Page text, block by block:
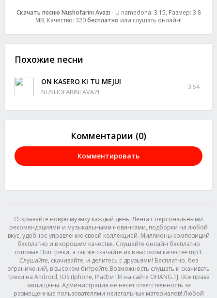
Скачать песню Nushofarini Avazi - U namedona: 3:15, Размер: 3.8
MB, Качество: 320бесплатно или слушать онлайн!
Похожие песни
ON KASERO KI TU MEJUI
NUSHOFARINI AVAZI
3:54
Комментарии (0)
Комментировать
Открывайте новую музыку каждый день. Лента с персональными
рекомендациями и музыкальными новинками, подборки на любой
вкус, удобное управление своей коллекцией. Миллионы композиций
бесплатно и в хорошем качестве. Слушайте онлайн бесплатно
топовые Поп треки, а так же скачайте их в высоком качестве mp3.
Слушайте, скачивайте, и делитесь с друзьями! Бесплатно, без
ограничений, в высоком битрейте.Возможность слушать и скачивать
треки на Android, IOS (Iphone, IPad) и ПК на сайте OHANG.TJ. Все права
защищены. Администрация не несет ответственность за
размещенные пользователями нелегальных материалов! Любой